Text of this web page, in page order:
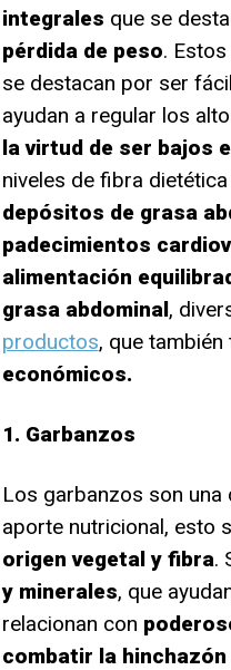
integrales que se
pérdida de peso.
se destacan por ser
ayudan a regular los
la virtud de ser bajos
niveles de fibra
depósitos de grasa
padecimientos
alimentación
grasa abdominal,
productos, que también
económicos.
1. Garbanzos
Los garbanzos son una
aporte nutricional, esto
origen vegetal y fibra.
y minerales, que
relacionan con
combatir la hinchazón